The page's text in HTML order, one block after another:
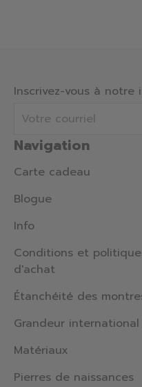
Navigation
Carte cadeau
Blogue
Info
Conditions et
d'achat
Étanchéité des
Grandeur international
Matériaux
Pierres de naissances
Inscrivez-vous à notre